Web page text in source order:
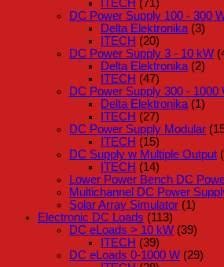
ITECH (71)
DC Power Supply 100 - 300
Delta Elektronika (3)
ITECH (20)
DC Power Supply 3 - 10 kW
Delta Elektronika (2)
ITECH (47)
DC Power Supply 300 - 1000
Delta Elektronika (1)
ITECH (27)
DC Power Supply Modular
ITECH (15)
DC Supply w Multiple Output
ITECH (14)
Lower Power Bench DC
Multichannel DC Power
Solar Array Simulator (1)
Electronic DC Loads (113)
DC eLoads > 10 kW (39)
ITECH (39)
DC eLoads 0-1000 W (29)